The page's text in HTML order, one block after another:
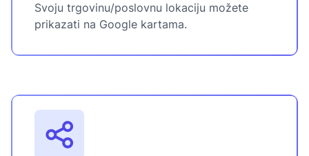
Svoju trgovinu/poslovnu lokaciju možete
prikazati na Google kartama.